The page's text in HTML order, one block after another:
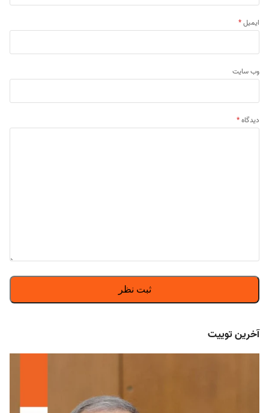
ایمیل*
وب‌ سایت
دیدگاه*
آخرین توییت